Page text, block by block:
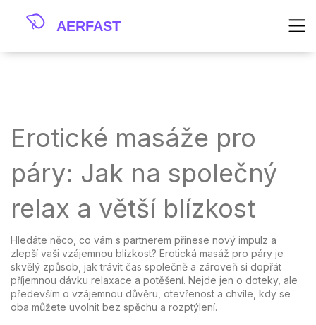
Erotické masáže pro
páry: Jak na společný
relax a větší blízkost
Hledáte něco, co vám s partnerem přinese nový impulz a
zlepší vaši vzájemnou blízkost? Erotická masáž pro páry je
skvělý způsob, jak trávit čas společně a zároveň si dopřát
příjemnou dávku relaxace a potěšení. Nejde jen o doteky, ale
především o vzájemnou důvěru, otevřenost a chvíle, kdy se
oba můžete uvolnit bez spěchu a rozptýlení.